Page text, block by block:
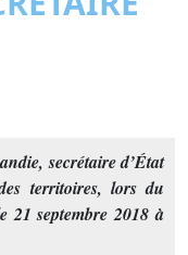
secrétaire d’État
territoires, lors du
septembre 2018 à